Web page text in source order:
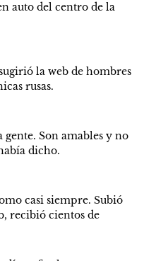
auto del centro de la
la web de hombres
rusas.
gente. Son amables y no
dicho.
casi siempre. Subió
recibió cientos de